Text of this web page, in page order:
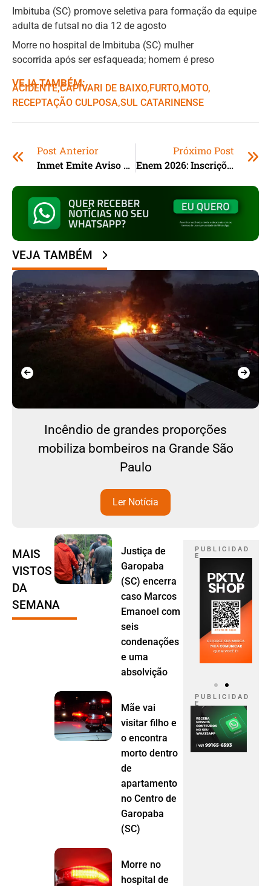
Imbituba (SC) promove seletiva para formação da equipe
adulta de futsal no dia 12 de agosto
Morre no hospital de Imbituba (SC) mulher
socorrida após ser esfaqueada; homem é preso
VEJA TAMBÉM:
ACIDENTE,ㅤCAPIVARI DE BAIXO,ㅤFURTO,ㅤMOTO,ㅤ
RECEPTAÇÃO CULPOSA,ㅤSUL CATARINENSE
Post Anterior
Inmet Emite Aviso Amarelo Para Queda De Temperatura Em SC, PR E Mais Dez Estados
Próximo Post
Enem 2026: Inscrições Estão Abertas Até Hoje (5) Na Página Do Participante
VEJA TAMBÉM
Incêndio de grandes proporções
mobiliza bombeiros na Grande São
Paulo
Ler Notícia
MAIS
VISTOS
DA
SEMANA
Justiça de
Garopaba
(SC) encerra
caso Marcos
Emanoel com
seis
condenações
e uma
absolvição
Mãe vai
visitar filho e
o encontra
morto dentro
de
apartamento
no Centro de
Garopaba
(SC)
Morre no
hospital de
P U B L I C I D A D
E
P U B L I C I D A D
E